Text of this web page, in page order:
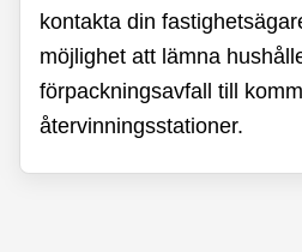
kontakta din
möjlighet att lämna
förpackningsavfall till
återvinningsstationer.